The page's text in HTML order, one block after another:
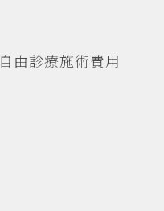
自由診療施術費用